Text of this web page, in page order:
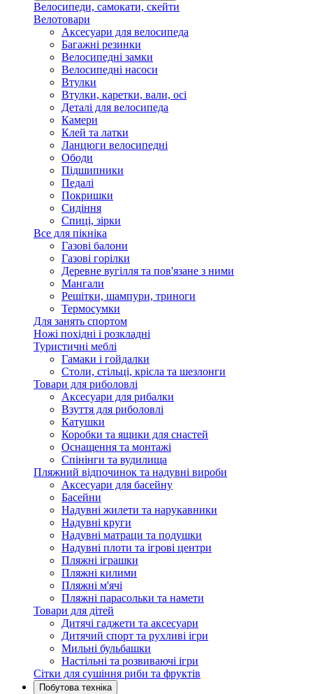
Велосипеди, самокати, скейти
Велотовари
Аксесуари для велосипеда
Багажні резинки
Велосипедні замки
Велосипедні насоси
Втулки
Втулки, каретки, вали, осі
Деталі для велосипеда
Камери
Клей та латки
Ланцюги велосипедні
Ободи
Підшипники
Педалі
Покришки
Сидіння
Спиці, зірки
Все для пікніка
Газові балони
Газові горілки
Деревне вугілля та пов'язане з ними
Мангали
Решітки, шампури, триноги
Термосумки
Для занять спортом
Ножі похідні і розкладні
Туристичні меблі
Гамаки і гойдалки
Столи, стільці, крісла та шезлонги
Товари для риболовлі
Аксесуари для рибалки
Взуття для риболовлі
Катушки
Коробки та ящики для снастей
Оснащення та монтажі
Спінінги та вудилища
Пляжний відпочинок та надувні вироби
Аксесуари для басейну
Басейни
Надувні жилети та нарукавники
Надувні круги
Надувні матраци та подушки
Надувні плоти та ігрові центри
Пляжні іграшки
Пляжні килими
Пляжні м'ячі
Пляжні парасольки та намети
Товари для дітей
Дитячі гаджети та аксесуари
Дитячий спорт та рухливі ігри
Мильні бульбашки
Настільні та розвиваючі ігри
Сітки для сушіння риби та фруктів
Побутова техніка